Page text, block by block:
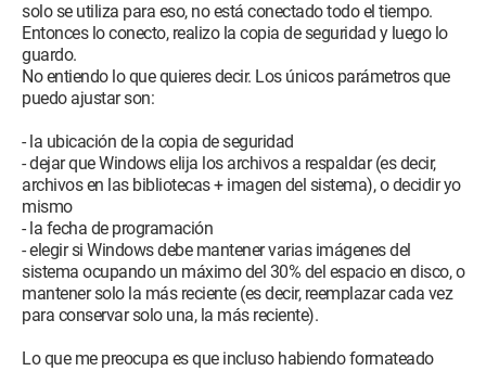
solo se utiliza para eso, no está conectado todo el tiempo.
Entonces lo conecto, realizo la copia de seguridad y luego lo
guardo.
No entiendo lo que quieres decir. Los únicos parámetros que
puedo ajustar son:
- la ubicación de la copia de seguridad
- dejar que Windows elija los archivos a respaldar (es decir,
archivos en las bibliotecas + imagen del sistema), o decidir yo
mismo
- la fecha de programación
- elegir si Windows debe mantener varias imágenes del
sistema ocupando un máximo del 30% del espacio en disco, o
mantener solo la más reciente (es decir, reemplazar cada vez
para conservar solo una, la más reciente).
Lo que me preocupa es que incluso habiendo formateado